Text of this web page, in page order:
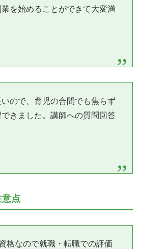
を始めることができて大変満
ので、育児の合間でも焦らず
きました。講師への質問回答
点
格なので就職・転職での評価